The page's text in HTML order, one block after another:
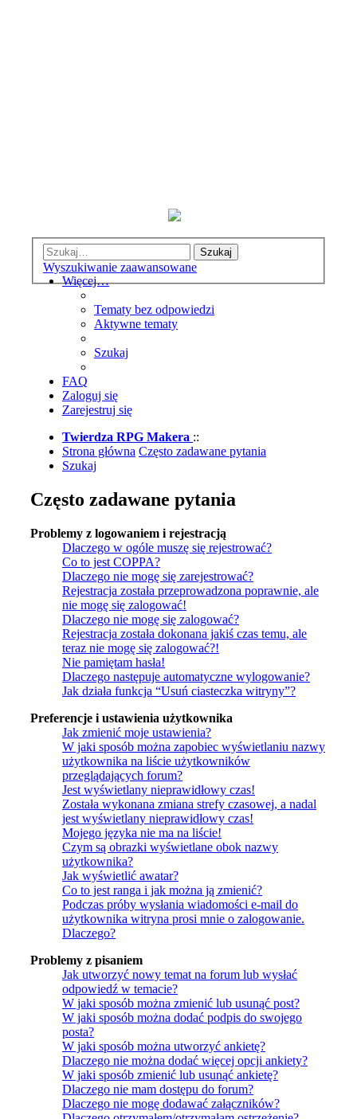
Szukaj
Wyszukiwanie zaawansowane
Więcej…
Tematy bez odpowiedzi
Aktywne tematy
Szukaj
FAQ
Zaloguj się
Zarejestruj się
Twierdza RPG Makera ::
Strona główna Często zadawane pytania
Szukaj
Często zadawane pytania
Problemy z logowaniem i rejestracją
Dlaczego w ogóle muszę się rejestrować?
Co to jest COPPA?
Dlaczego nie mogę się zarejestrować?
Rejestracja została przeprowadzona poprawnie, ale
nie mogę się zalogować!
Dlaczego nie mogę się zalogować?
Rejestracja została dokonana jakiś czas temu, ale
teraz nie mogę się zalogować?!
Nie pamiętam hasła!
Dlaczego następuje automatyczne wylogowanie?
Jak działa funkcja “Usuń ciasteczka witryny”?
Preferencje i ustawienia użytkownika
Jak zmienić moje ustawienia?
W jaki sposób można zapobiec wyświetlaniu nazwy
użytkownika na liście użytkowników
przeglądających forum?
Jest wyświetlany nieprawidłowy czas!
Została wykonana zmiana strefy czasowej, a nadal
jest wyświetlany nieprawidłowy czas!
Mojego języka nie ma na liście!
Czym są obrazki wyświetlane obok nazwy
użytkownika?
Jak wyświetlić awatar?
Co to jest ranga i jak można ją zmienić?
Podczas próby wysłania wiadomości e-mail do
użytkownika witryna prosi mnie o zalogowanie.
Dlaczego?
Problemy z pisaniem
Jak utworzyć nowy temat na forum lub wysłać
odpowiedź w temacie?
W jaki sposób można zmienić lub usunąć post?
W jaki sposób można dodać podpis do swojego
posta?
W jaki sposób można utworzyć ankietę?
Dlaczego nie można dodać więcej opcji ankiety?
W jaki sposób zmienić lub usunąć ankietę?
Dlaczego nie mam dostępu do forum?
Dlaczego nie mogę dodawać załączników?